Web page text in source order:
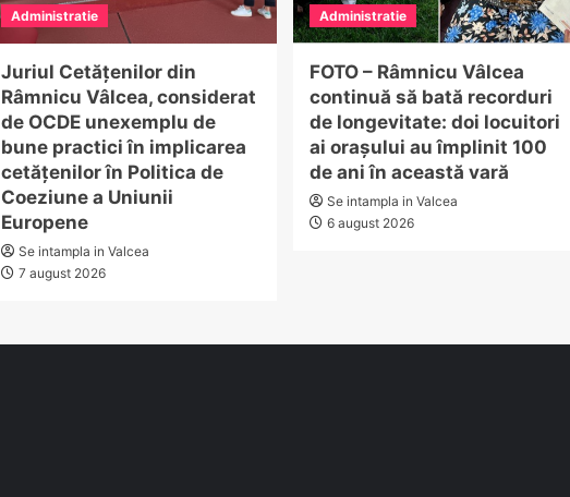
Administratie
Juriul Cetățenilor din
Râmnicu Vâlcea, considerat
de OCDE unexemplu de
bune practici în implicarea
cetățenilor în Politica de
Coeziune a Uniunii
Europene
Se intampla in Valcea
7 august 2026
Administratie
FOTO – Râmnicu Vâlcea
continuă să bată recorduri
de longevitate: doi locuitori
ai orașului au împlinit 100
de ani în această vară
Se intampla in Valcea
6 august 2026